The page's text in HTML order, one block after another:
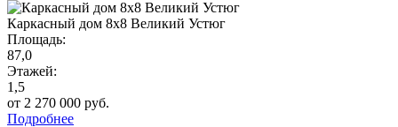
Каркасный дом 8х8 Великий Устюг
Площадь:
87,0
Этажей:
1,5
от 2 270 000 руб.
Подробнее